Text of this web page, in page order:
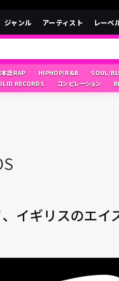
ジャンル アーティスト レーベ
本語RAP HIPHOP/R&B SOUL/
RECORDS コンピレーション
イギリスのエ